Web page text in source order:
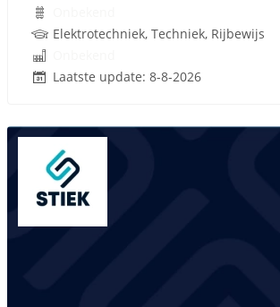
Elektrotechniek, Techniek, Rijbewijs
Laatste update: 8-8-2026